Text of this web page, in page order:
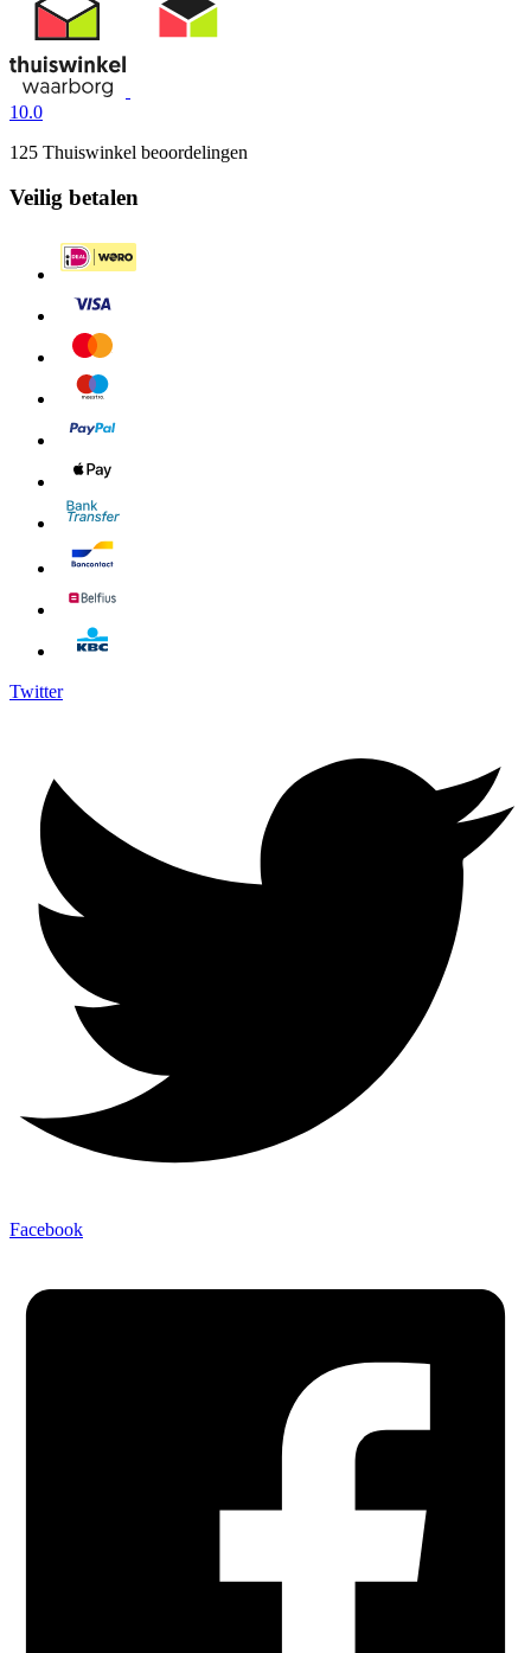
10.0
125 Thuiswinkel beoordelingen
Veilig betalen
Twitter
Facebook